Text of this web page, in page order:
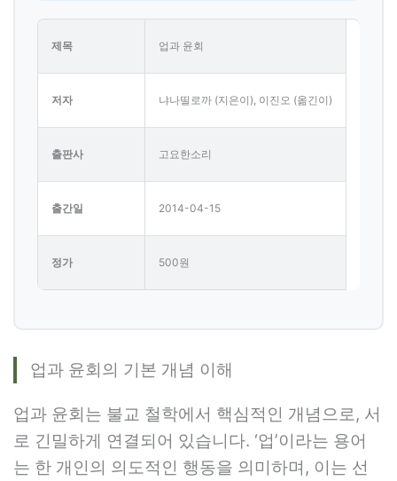
제목 업과 윤회
저자 냐나띨로까 (지은이), 이진오 (옮긴이)
출판사 고요한소리
출간일 2014-04-15
정가 500원
업과 윤회의 기본 개념 이해
업과 윤회는 불교 철학에서 핵심적인 개념으로, 서
로 긴밀하게 연결되어 있습니다. ‘업’이라는 용어
는 한 개인의 의도적인 행동을 의미하며, 이는 선